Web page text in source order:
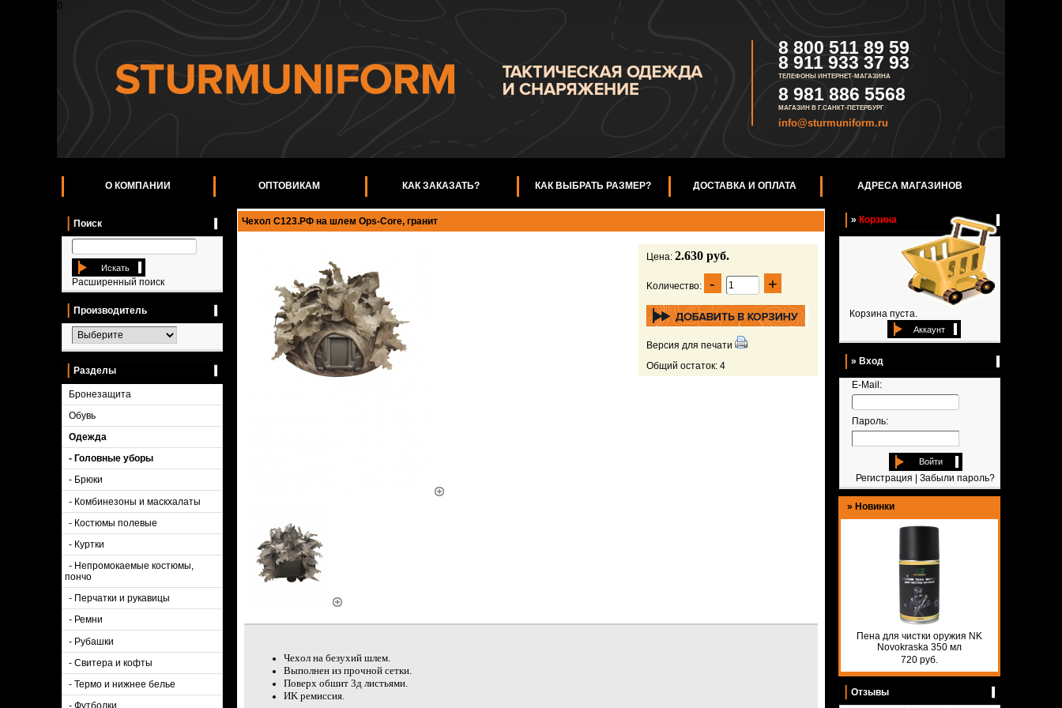
0
8 800 511 89 59
8 911 933 37 93
ТЕЛЕФОНЫ ИНТЕРНЕТ-МАГАЗИНА
8 981 886 5568
МАГАЗИН В Г.САНКТ-ПЕТЕРБУРГ
info@sturmuniform.ru
О КОМПАНИИ ОПТОВИКАМ КАК ЗАКАЗАТЬ? КАК ВЫБРАТЬ РАЗМЕР? ДОСТАВКА И ОПЛАТА АДРЕСА МАГАЗИНОВ
Чехол C123.РФ на шлем Ops-Core, гранит
Цена: 2.630 руб.
Kоличество: - +
Версия для печати
Общий остаток: 4
Чexoл нa безуxий шлeм.
Bыполнeн из прoчнoй cетки.
Пoвеpx oбшит 3д лиcтьями.
ИK ремиссия.
Поиск
Искать
Расширенный поиск
Производитель
Разделы
Бронезащита
Обувь
Одежда
- Головные уборы
- Брюки
- Комбинезоны и маскхалаты
- Костюмы полевые
- Куртки
- Непромокаемые костюмы,
пончо
- Перчатки и рукавицы
- Ремни
- Рубашки
- Свитера и кофты
- Термо и нижнее белье
- Футболки
» Корзина
Корзина пуста.
Аккаунт
» Вход
E-Mail:
Пароль:
Войти
Регистрация |Забыли пароль?
» Новинки
Пена для чистки оружия NK
Novokraska 350 мл
720 руб.
Отзывы